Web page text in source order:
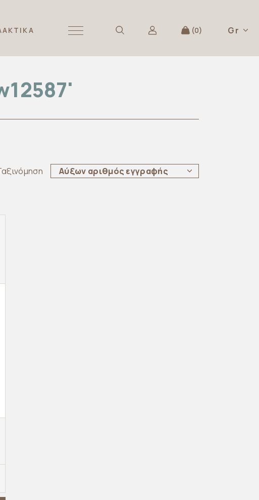
0 Gr
Αύξων αριθμός εγγραφής